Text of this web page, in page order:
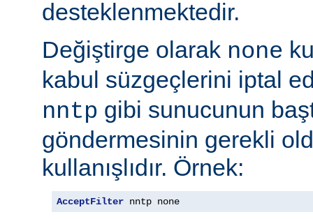
desteklenmektedir.
Değiştirge olarak none
kabul süzgeçlerini iptal
nntp gibi sunucunun
göndermesinin gerekli
kullanışlıdır. Örnek:
AcceptFilter nntp none